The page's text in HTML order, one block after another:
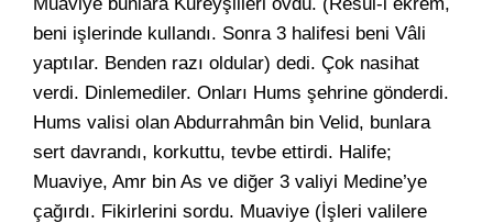
beni işlerinde kullandı. Sonra 3 halifesi beni Vâli
yaptılar. Benden razı oldular) dedi. Çok nasihat
verdi. Dinlemediler. Onları Hums şehrine gönderdi.
Hums valisi olan Abdurrahmân bin Velid, bunlara
sert davrandı, korkuttu, tevbe ettirdi. Halife;
Muaviye, Amr bin As ve diğer 3 valiyi Medine’ye
çağırdı. Fikirlerini sordu. Muaviye (İşleri valilere